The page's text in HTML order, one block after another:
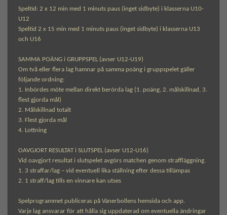
Speltid: 2 x 12 min med 1 minuts paus (inget sidbyte) i klasserna U10-
U12
Speltid 2 x 15 min med 1 minuts paus (inget sidbyte) i klasserna U13
och U16
SAMMA POÄNG i GRUPPSPEL (avser U12-U19)
Om två eller flera lag hamnar på samma poäng i gruppspelet gäller
följande ordning:
1. Inbördes möte mellan direkt berörda lag (1. poäng, 2. målskillnad, 3.
flest gjorda mål)
2. Målskillnad totalt
3. Flest gjorda mål
4. Lottning
OAVGJORT RESULTAT i SLUTSPEL (avser U12-U16)
Vid oavgjort resultat i slutspelet avgörs matchen genom straffläggning.
1. 3 straffar/lag – vid eventuell lika ställning efter dessa tillämpas
2. 1 straff/lag tills en vinnare kan utses
Spelprogrammet publiceras på Vänerbollens hemsida och app.
Varje lag ansvarar för att hålla sig uppdaterad om eventuella ändringar